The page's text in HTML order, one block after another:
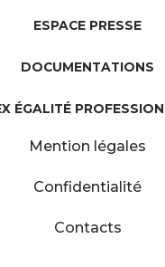
ESPACE PRESSE
DOCUMENTATIONS
ÉGALITÉ
Mention légales
Confidentialité
Contacts